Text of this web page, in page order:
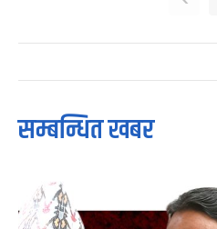
सम्बन्धित खबर